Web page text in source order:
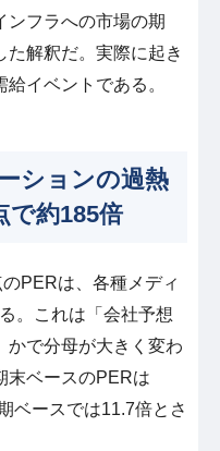
ンフラへの市場の期
解釈だ。実際に起き
イベントである。
ションの過熱
で約185倍
PERは、各種メディ
。これは「会社予想
かで分母が大きく変わ
末ベースのPERは
ベースでは11.7倍とさ